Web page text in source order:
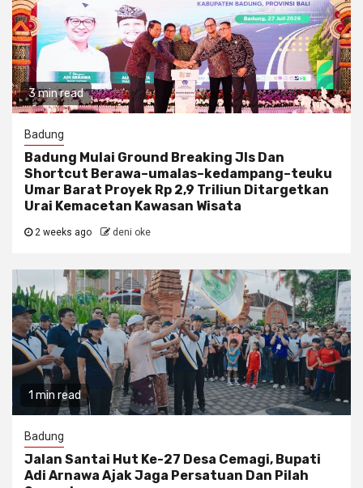
3 min read
Badung
Badung Mulai Ground Breaking Jls Dan
Shortcut Berawa–umalas–kedampang–teuku
Umar Barat Proyek Rp 2,9 Triliun Ditargetkan
Urai Kemacetan Kawasan Wisata
2 weeks ago deni oke
1 min read
Badung
Jalan Santai Hut Ke-27 Desa Cemagi, Bupati
Adi Arnawa Ajak Jaga Persatuan Dan Pilah